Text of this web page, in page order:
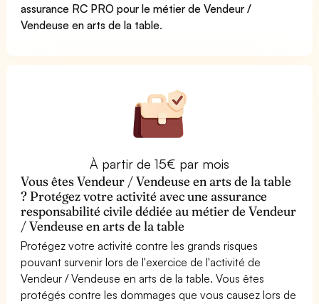
assurance RC PRO pour le métier de Vendeur /
Vendeuse en arts de la table.
À partir de 15€ par mois
Vous êtes Vendeur / Vendeuse en arts de la table
? Protégez votre activité avec une assurance
responsabilité civile dédiée au métier de Vendeur
/ Vendeuse en arts de la table
Protégez votre activité contre les grands risques
pouvant survenir lors de l'exercice de l'activité de
Vendeur / Vendeuse en arts de la table. Vous êtes
protégés contre les dommages que vous causez lors de